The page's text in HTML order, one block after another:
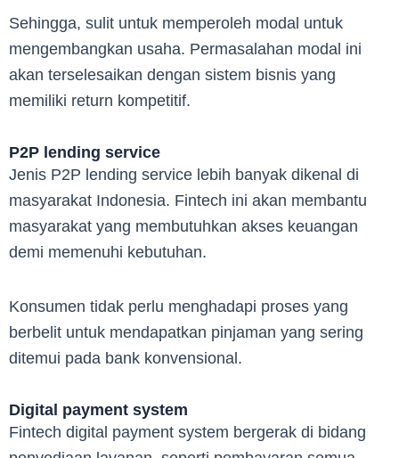
Sehingga, sulit untuk memperoleh modal untuk
mengembangkan usaha. Permasalahan modal ini
akan terselesaikan dengan sistem bisnis yang
memiliki return kompetitif.
P2P lending service
Jenis P2P lending service lebih banyak dikenal di
masyarakat Indonesia. Fintech ini akan membantu
masyarakat yang membutuhkan akses keuangan
demi memenuhi kebutuhan.
Konsumen tidak perlu menghadapi proses yang
berbelit untuk mendapatkan pinjaman yang sering
ditemui pada bank konvensional.
Digital payment system
Fintech digital payment system bergerak di bidang